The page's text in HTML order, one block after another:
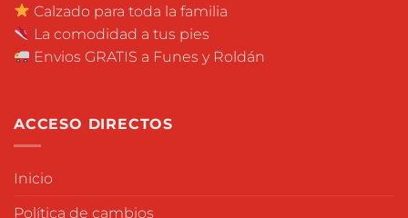
Calzado para toda la familia
La comodidad a tus pies
Envios GRATIS a Funes y Roldán
ACCESO DIRECTOS
Inicio
Política de cambios